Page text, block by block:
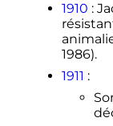
1910 :
1986).
1911 :